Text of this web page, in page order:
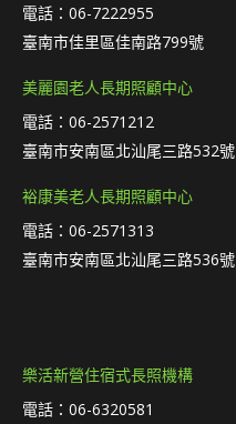
電話：06-7222955
臺南市佳里區佳南路799號
美麗園老人長期照顧中心
電話：06-2571212
臺南市安南區北汕尾三路532號
裕康美老人長期照顧中心
電話：06-2571313
臺南市安南區北汕尾三路536號
樂活新營住宿式長照機構
電話：06-6320581